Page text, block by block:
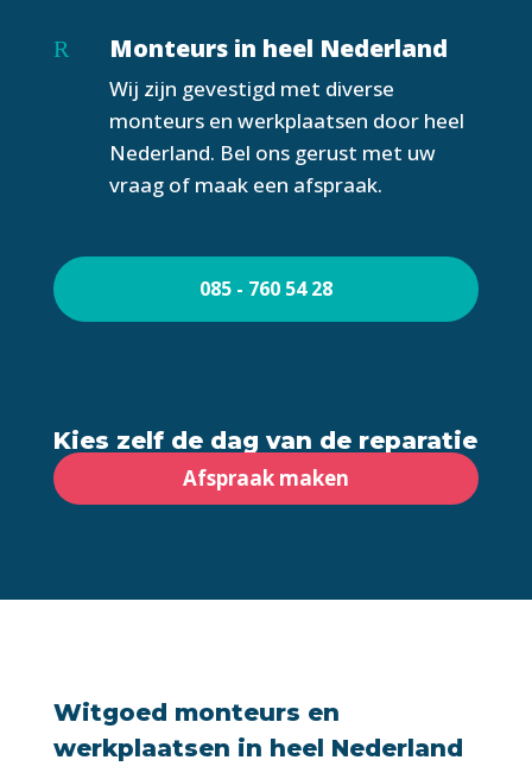
R Monteurs in heel Nederland
Wij zijn gevestigd met diverse
monteurs en werkplaatsen door heel
Nederland. Bel ons gerust met uw
vraag of maak een afspraak.
085 - 760 54 28
Kies zelf de dag van de reparatie
Afspraak maken
Witgoed monteurs en
werkplaatsen in heel Nederland